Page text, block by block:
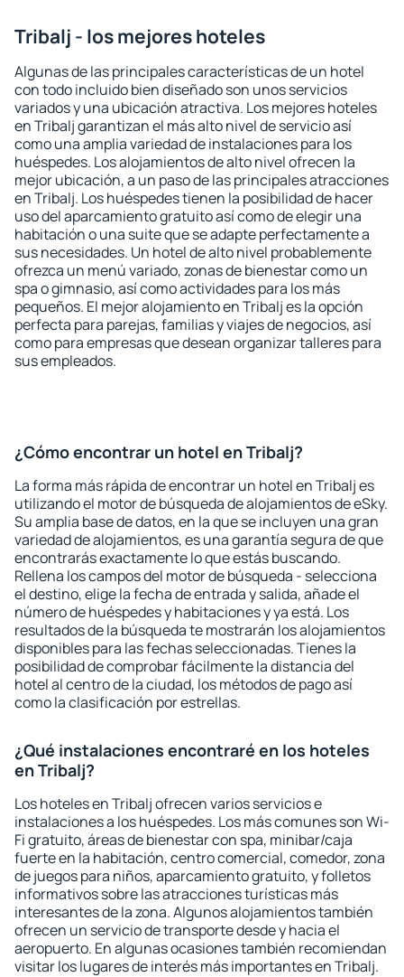
Tribalj - los mejores hoteles
Algunas de las principales características de un hotel
con todo incluido bien diseñado son unos servicios
variados y una ubicación atractiva. Los mejores hoteles
en Tribalj garantizan el más alto nivel de servicio así
como una amplia variedad de instalaciones para los
huéspedes. Los alojamientos de alto nivel ofrecen la
mejor ubicación, a un paso de las principales atracciones
en Tribalj. Los huéspedes tienen la posibilidad de hacer
uso del aparcamiento gratuito así como de elegir una
habitación o una suite que se adapte perfectamente a
sus necesidades. Un hotel de alto nivel probablemente
ofrezca un menú variado, zonas de bienestar como un
spa o gimnasio, así como actividades para los más
pequeños. El mejor alojamiento en Tribalj es la opción
perfecta para parejas, familias y viajes de negocios, así
como para empresas que desean organizar talleres para
sus empleados.
¿Cómo encontrar un hotel en Tribalj?
La forma más rápida de encontrar un hotel en Tribalj es
utilizando el motor de búsqueda de alojamientos de eSky.
Su amplia base de datos, en la que se incluyen una gran
variedad de alojamientos, es una garantía segura de que
encontrarás exactamente lo que estás buscando.
Rellena los campos del motor de búsqueda - selecciona
el destino, elige la fecha de entrada y salida, añade el
número de huéspedes y habitaciones y ya está. Los
resultados de la búsqueda te mostrarán los alojamientos
disponibles para las fechas seleccionadas. Tienes la
posibilidad de comprobar fácilmente la distancia del
hotel al centro de la ciudad, los métodos de pago así
como la clasificación por estrellas.
¿Qué instalaciones encontraré en los hoteles
en Tribalj?
Los hoteles en Tribalj ofrecen varios servicios e
instalaciones a los huéspedes. Los más comunes son Wi-
Fi gratuito, áreas de bienestar con spa, minibar/caja
fuerte en la habitación, centro comercial, comedor, zona
de juegos para niños, aparcamiento gratuito, y folletos
informativos sobre las atracciones turísticas más
interesantes de la zona. Algunos alojamientos también
ofrecen un servicio de transporte desde y hacia el
aeropuerto. En algunas ocasiones también recomiendan
visitar los lugares de interés más importantes en Tribalj.